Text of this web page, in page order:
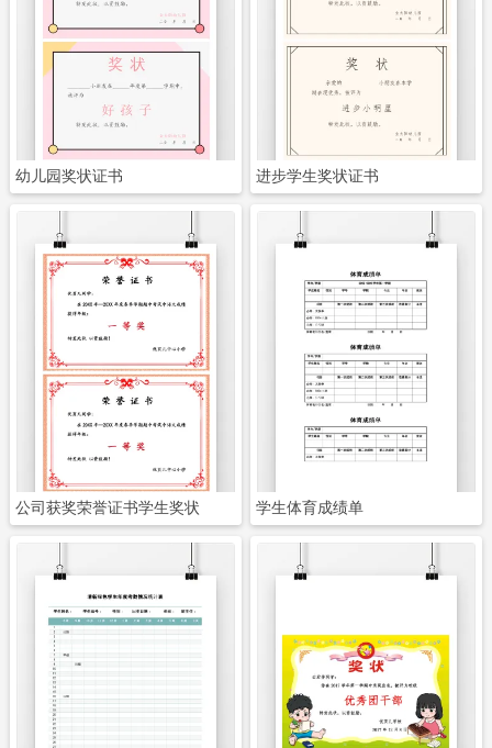
幼儿园奖状证书 进步学生奖状证书
立即下载
公司获奖荣誉证书学生奖状
立即下载
学生体育成绩单
立即下载 立即下载
立即下载